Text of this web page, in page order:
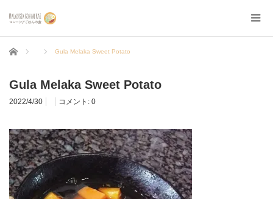
ホーム Gula Melaka Sweet Potato
Gula Melaka Sweet Potato
2022/4/30 コメント: 0